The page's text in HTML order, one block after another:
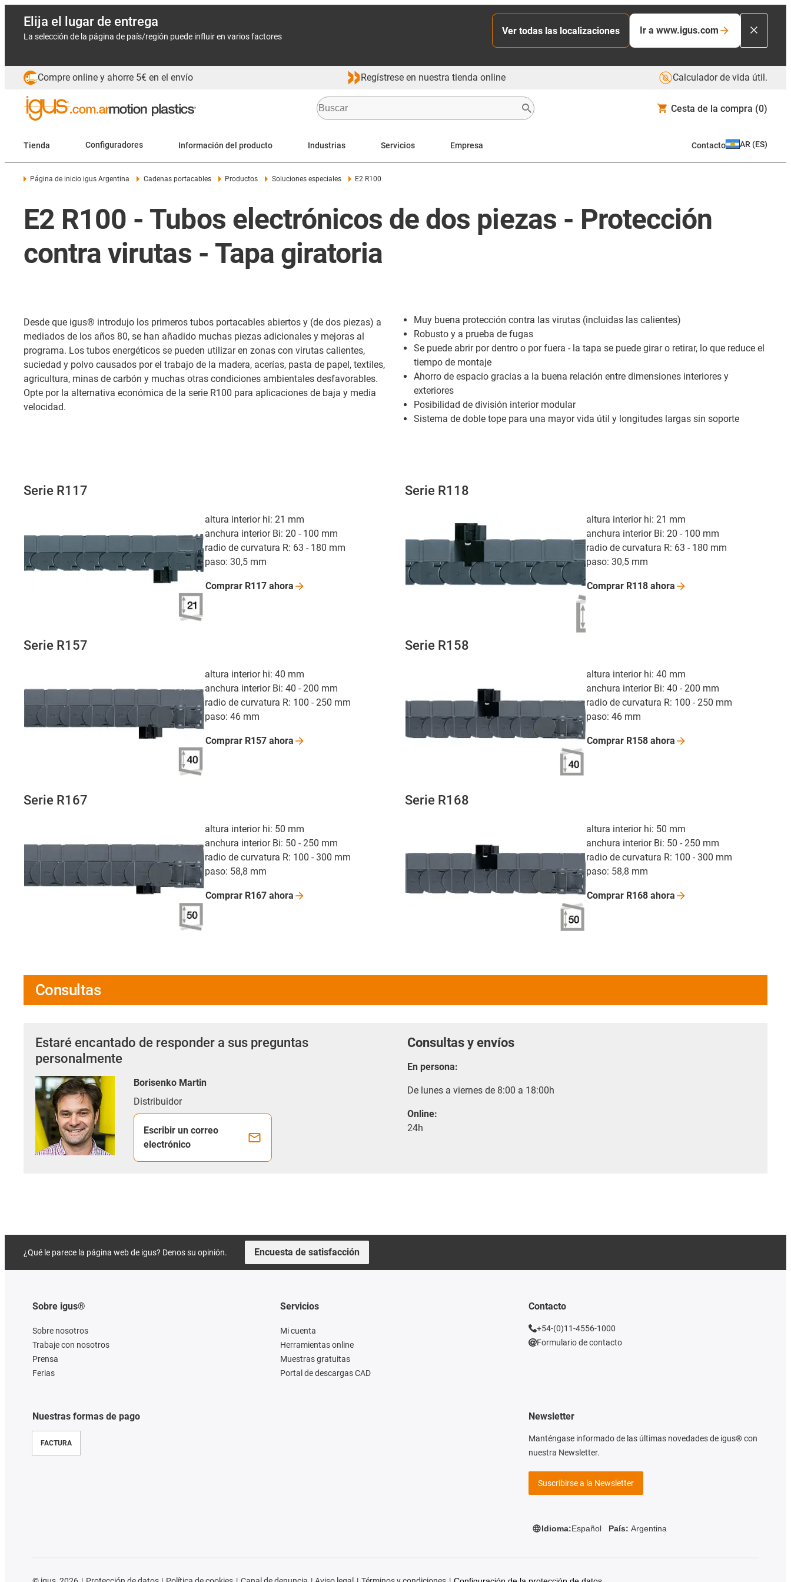
Elija el lugar de entrega
La selección de la página de país/región puede influir en varios factores
Ver todas las localizaciones Ir a www.igus.com
Compre online y ahorre 5€ en el envío Regístrese en nuestra tienda online Calculador de vida útil.
Cesta de la compra (0)
Tienda Configuradores Información del producto Industrias Servicios Empresa Contacto AR (ES)
Página de inicio igus Argentina Cadenas portacables Productos Soluciones especiales E2 R100
E2 R100 - Tubos electrónicos de dos piezas - Protección
contra virutas - Tapa giratoria
Desde que igus® introdujo los primeros tubos portacables abiertos y (de dos piezas) a
mediados de los años 80, se han añadido muchas piezas adicionales y mejoras al
programa. Los tubos energéticos se pueden utilizar en zonas con virutas calientes,
suciedad y polvo causados por el trabajo de la madera, acerías, pasta de papel, textiles,
agricultura, minas de carbón y muchas otras condiciones ambientales desfavorables.
Opte por la alternativa económica de la serie R100 para aplicaciones de baja y media
velocidad.
Muy buena protección contra las virutas (incluidas las calientes)
Robusto y a prueba de fugas
Se puede abrir por dentro o por fuera - la tapa se puede girar o retirar, lo que reduce el
tiempo de montaje
Ahorro de espacio gracias a la buena relación entre dimensiones interiores y
exteriores
Posibilidad de división interior modular
Sistema de doble tope para una mayor vida útil y longitudes largas sin soporte
Serie R117
altura interior hi: 21 mm
anchura interior Bi: 20 - 100 mm
radio de curvatura R: 63 - 180 mm
paso: 30,5 mm
Comprar R117 ahora
Serie R118
altura interior hi: 21 mm
anchura interior Bi: 20 - 100 mm
radio de curvatura R: 63 - 180 mm
paso: 30,5 mm
Comprar R118 ahora
Serie R157
altura interior hi: 40 mm
anchura interior Bi: 40 - 200 mm
radio de curvatura R: 100 - 250 mm
paso: 46 mm
Comprar R157 ahora
Serie R158
altura interior hi: 40 mm
anchura interior Bi: 40 - 200 mm
radio de curvatura R: 100 - 250 mm
paso: 46 mm
Comprar R158 ahora
Serie R167
altura interior hi: 50 mm
anchura interior Bi: 50 - 250 mm
radio de curvatura R: 100 - 300 mm
paso: 58,8 mm
Comprar R167 ahora
Serie R168
altura interior hi: 50 mm
anchura interior Bi: 50 - 250 mm
radio de curvatura R: 100 - 300 mm
paso: 58,8 mm
Comprar R168 ahora
Consultas
Estaré encantado de responder a sus preguntas
personalmente
Borisenko Martin
Distribuidor
Escribir un correo
electrónico
Consultas y envíos
En persona:
De lunes a viernes de 8:00 a 18:00h
Online:
24h
¿Qué le parece la página web de igus? Denos su opinión. Encuesta de satisfacción
Sobre igus®
Sobre nosotros
Trabaje con nosotros
Prensa
Ferias
Nuestras formas de pago
FACTURA
Servicios
Mi cuenta
Herramientas online
Muestras gratuitas
Portal de descargas CAD
Contacto
+54-(0)11-4556-1000
Formulario de contacto
Newsletter
Manténgase informado de las últimas novedades de igus® con
nuestra Newsletter.
Suscribirse a la Newsletter
Idioma:Español País: Argentina